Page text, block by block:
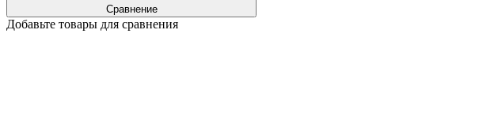
Сравнение
Добавьте товары для сравнения